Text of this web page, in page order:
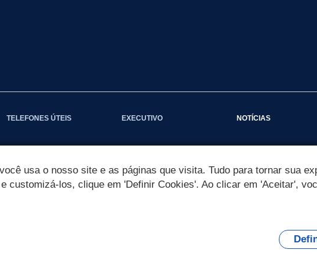
TELEFONES ÚTEIS EXECUTIVO NOTÍCIAS
usa o nosso site e as páginas que visita. Tudo para tornar sua
customizá-los, clique em 'Definir Cookies'. Ao clicar em 'Aceitar',